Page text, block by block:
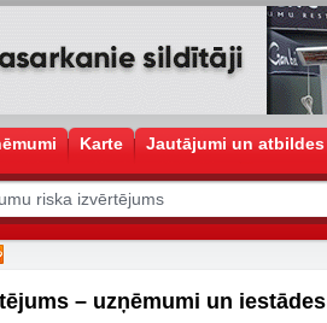
Karte Jautājumi un atbildes
– uzņēmumi un iestādes